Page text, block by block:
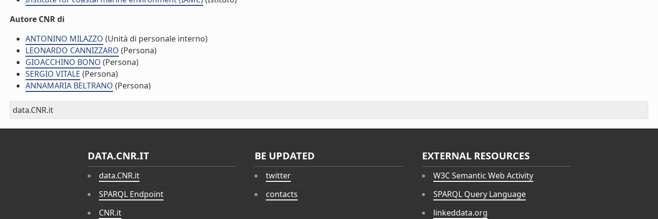
Autore CNR di
ANTONINO MILAZZO (Unità di personale interno)
LEONARDO CANNIZZARO (Persona)
GIOACCHINO BONO (Persona)
SERGIO VITALE (Persona)
ANNAMARIA BELTRANO (Persona)
data.CNR.it
DATA.CNR.IT
data.CNR.it
SPARQL Endpoint
CNR.it
BE UPDATED
twitter
contacts
EXTERNAL RESOURCES
W3C Semantic Web Activity
SPARQL Query Language
linkeddata.org